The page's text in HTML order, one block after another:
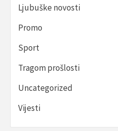
Ljubuške novosti
Promo
Sport
Tragom prošlosti
Uncategorized
Vijesti